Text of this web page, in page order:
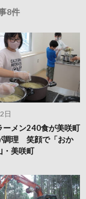
8件
日
ーメン240食が美咲町
理 笑顔で「おか
・美咲町